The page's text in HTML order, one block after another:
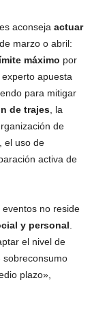
aconseja actuar
marzo o abril:
máximo por
experto apuesta
para mitigar
de trajes , la
de
, el uso de
activa de
no reside
y personal
el nivel de
sobreconsumo
plazo»,